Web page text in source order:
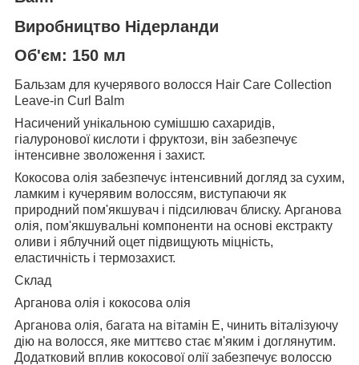
Виробництво Нідерланди
Об'єм: 150 мл
Бальзам для кучерявого волосся Hair Care Collection
Leave-in Curl Balm
Насичений унікальною сумішшю сахаридів,
гіалуронової кислоти і фруктози, він забезпечує
інтенсивне зволоження і захист.
Кокосова олія забезпечує інтенсивний догляд за сухим,
ламким і кучерявим волоссям, виступаючи як
природний пом'якшувач і підсилювач блиску. Арганова
олія, пом'якшувальні компоненти на основі екстракту
оливи і яблучний оцет підвищують міцність,
еластичність і термозахист.
Склад
Арганова олія і кокосова олія
Арганова олія, багата на вітамін Е, чинить віталізуючу
дію на волосся, яке миттєво стає м'яким і доглянутим.
Додатковий вплив кокосової олії забезпечує волоссю